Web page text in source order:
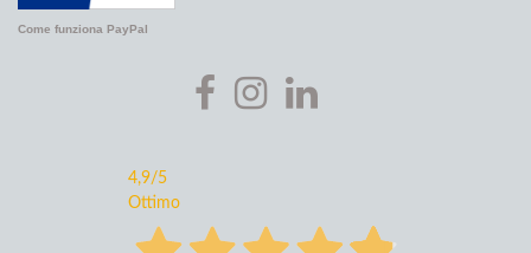
Come funziona PayPal
4,9/5
Ottimo